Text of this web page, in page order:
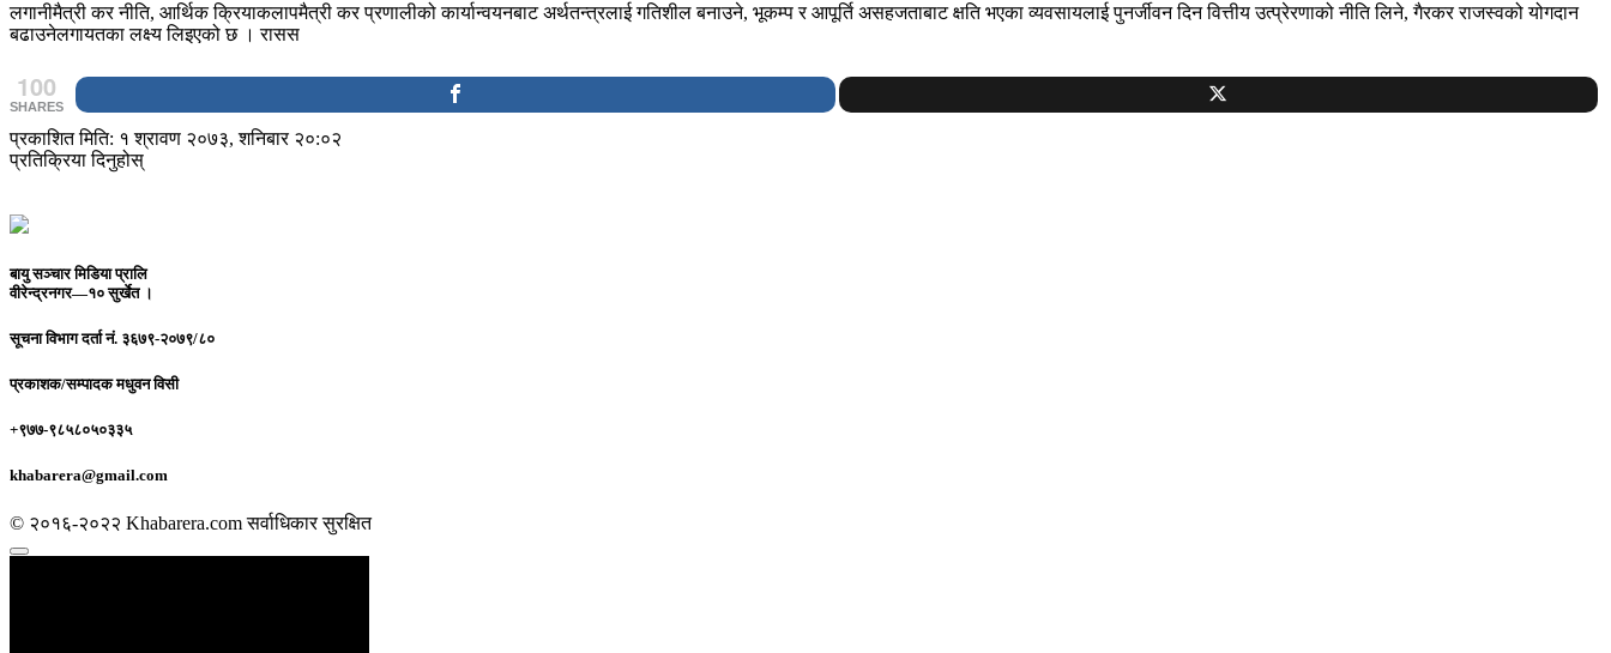
लगानीमैत्री कर नीति, आर्थिक क्रियाकलापमैत्री कर प्रणालीको कार्यान्वयनबाट अर्थतन्त्रलाई गतिशील बनाउने, भूकम्प र आपूर्ति असहजताबाट क्षति भएका व्यवसायलाई पुनर्जीवन दिन वित्तीय उत्प्रेरणाको नीति लिने, गैरकर राजस्वको योगदान
बढाउनेलगायतका लक्ष्य लिइएको छ । रासस
100
SHARES
प्रकाशित मिति: १ श्रावण २०७३, शनिबार २०:०२
प्रतिक्रिया दिनुहोस्
बायु सञ्चार मिडिया प्रालि
वीरेन्द्रनगर—१० सुर्खेत ।
सूचना विभाग दर्ता नं. ३६७९-२०७९/८०
प्रकाशक/सम्पादकमधुवन विसी
+९७७-९८५८०५०३३५
khabarera@gmail.com
© २०१६-२०२२ Khabarera.com सर्वाधिकार सुरक्षित